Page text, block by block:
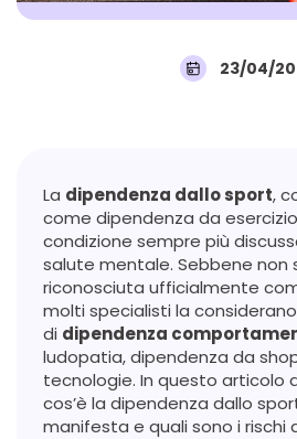
23/04/
La dipendenza dallo sport,
come dipendenza da
condizione sempre più
salute mentale. Sebbene non
riconosciuta ufficialmente
molti specialisti la
di dipendenza
ludopatia, dipendenza da
tecnologie. In questo articolo
cos’è la dipendenza dallo
manifesta e quali sono i rischi